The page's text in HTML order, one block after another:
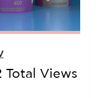
Total Views